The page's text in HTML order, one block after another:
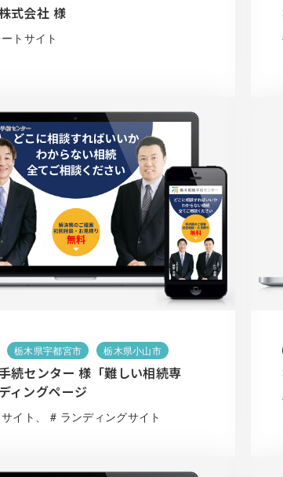
式会社 様
トサイト
栃木県宇都宮市 栃木県小山市
続センター 様「難しい相続専
ィングページ
イト # ランディングサイト